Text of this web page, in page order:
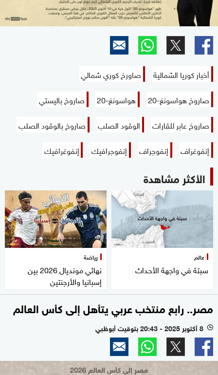
أخبار كوريا الشمالية
صاورخ كوري شمالي
صاروخ هواسونغ-20
هواسونغ-20
صاروخ باليستي
صاروخ عابر للقارات
الوقود الصلب
صاروخ بالوقود الصلب
إنفوغراف
إنفوجراف إنفوجرافيك إنفوغرافيك
الأكثر مشاهدة
عالم
سبتة في واجهة الأحداث
رياضة
نهائي مونديال 2026 بين
إسبانيا والأرجنتين
مصر.. رابع منتخب عربي يتأهل إلى كأس العالم
l 8 أكتوبر 2025 - 20:43 بتوقيت أبوظبي